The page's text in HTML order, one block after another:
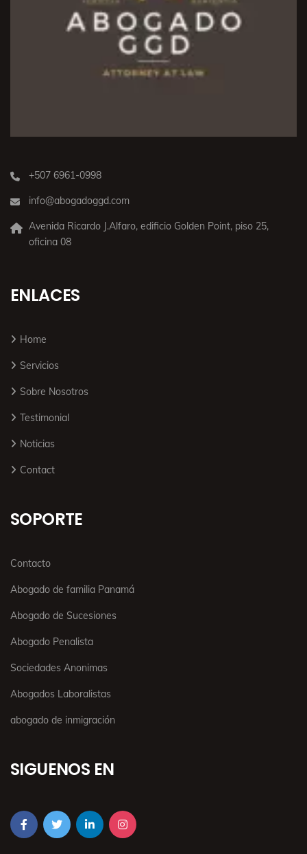
+507 6961-0998
info@abogadoggd.com
Avenida Ricardo J.Alfaro, edificio Golden Point, piso 25,
oficina 08
ENLACES
Home
Servicios
Sobre Nosotros
Testimonial
Noticias
Contact
SOPORTE
Contacto
Abogado de familia Panamá
Abogado de Sucesiones
Abogado Penalista
Sociedades Anonimas
Abogados Laboralistas
abogado de inmigración
SIGUENOS EN